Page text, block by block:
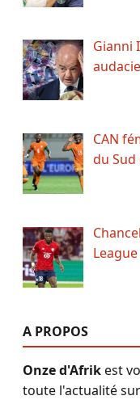
Gianni
CAN
du
A PROPOS
Onze d'Afrikest
toute l'actualité